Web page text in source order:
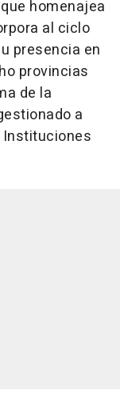
homenajea
al ciclo
presencia en
provincias
de la
a
Instituciones